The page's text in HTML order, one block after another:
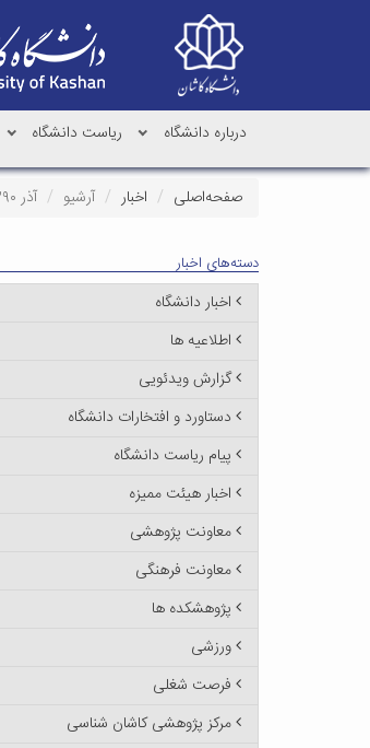
درباره دانشگاه ریاست دانشگاه
صفحه‌اصلی اخبار آرشیو آذر ۱۳۹۰
دسته‌های اخبار
اخبار دانشگاه
اطلاعیه ها
گزارش ویدئویی
دستاورد و افتخارات دانشگاه
پیام ریاست دانشگاه
اخبار هیئت ممیزه
معاونت پژوهشی
معاونت فرهنگی
پژوهشکده ها
ورزشی
فرصت شغلی
مرکز پژوهشی کاشان شناسی